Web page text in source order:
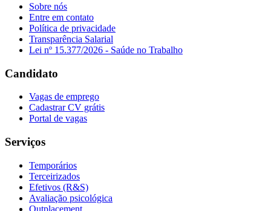
Sobre nós
Entre em contato
Política de privacidade
Transparência Salarial
Lei nº 15.377/2026 - Saúde no Trabalho
Candidato
Vagas de emprego
Cadastrar CV grátis
Portal de vagas
Serviços
Temporários
Terceirizados
Efetivos (R&S)
Avaliação psicológica
Outplacement